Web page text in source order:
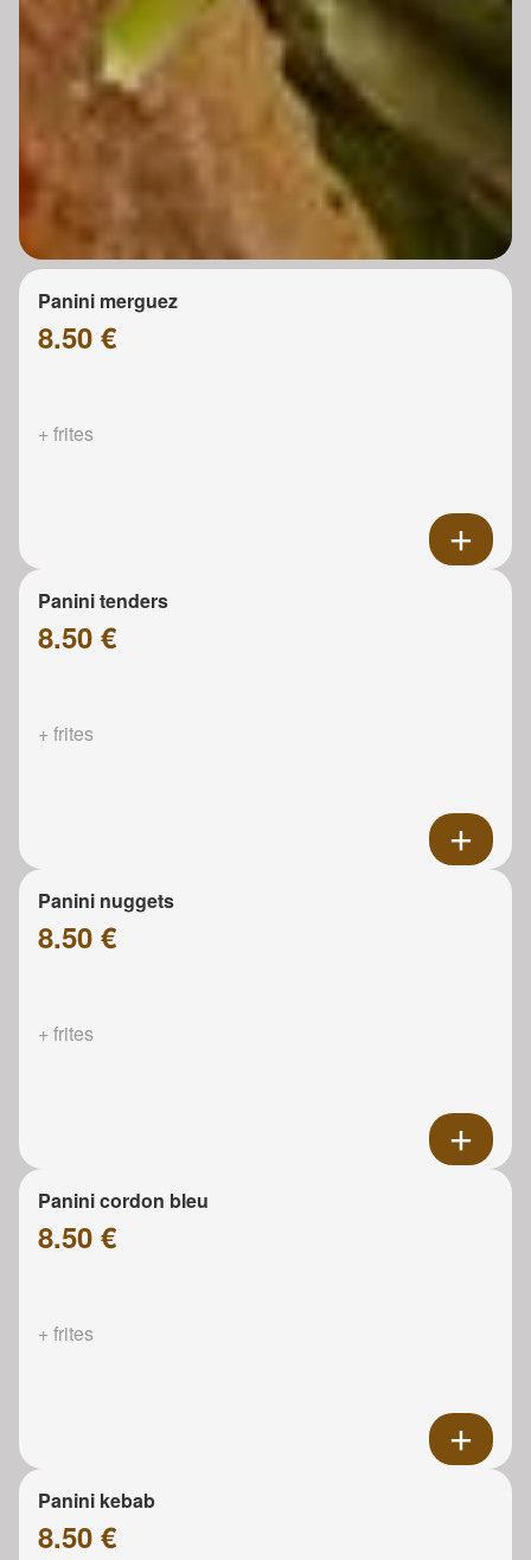
Panini merguez
8.50 €
+ frites
Panini tenders
8.50 €
+ frites
Panini nuggets
8.50 €
+ frites
Panini cordon bleu
8.50 €
+ frites
Panini kebab
8.50 €